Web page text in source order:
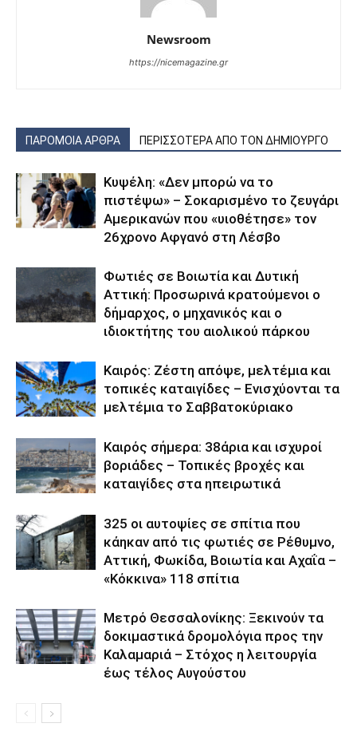
Newsroom
https://nicemagazine.gr
ΠΑΡΟΜΟΙΑ ΑΡΘΡΑ ΠΕΡΙΣΣΟΤΕΡΑ ΑΠΟ ΤΟΝ ΔΗΜΙΟΥΡΓΟ
Κυψέλη: «Δεν μπορώ να το
πιστέψω» – Σοκαρισμένο το ζευγάρι
Αμερικανών που «υιοθέτησε» τον
26χρονο Αφγανό στη Λέσβο
Φωτιές σε Βοιωτία και Δυτική
Αττική: Προσωρινά κρατούμενοι ο
δήμαρχος, ο μηχανικός και ο
ιδιοκτήτης του αιολικού πάρκου
Καιρός: Ζέστη απόψε, μελτέμια και
τοπικές καταιγίδες – Ενισχύονται τα
μελτέμια το Σαββατοκύριακο
Καιρός σήμερα: 38άρια και ισχυροί
βοριάδες – Τοπικές βροχές και
καταιγίδες στα ηπειρωτικά
325 οι αυτοψίες σε σπίτια που
κάηκαν από τις φωτιές σε Ρέθυμνο,
Αττική, Φωκίδα, Βοιωτία και Αχαΐα –
«Κόκκινα» 118 σπίτια
Μετρό Θεσσαλονίκης: Ξεκινούν τα
δοκιμαστικά δρομολόγια προς την
Καλαμαριά – Στόχος η λειτουργία
έως τέλος Αυγούστου